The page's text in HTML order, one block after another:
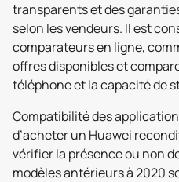
transparents et des
selon les vendeurs. Il est
comparateurs en ligne,
offres disponibles et
téléphone et la capacité de
Compatibilité des
d’acheter un Huawei
vérifier la présence ou non
modèles antérieurs à 2020